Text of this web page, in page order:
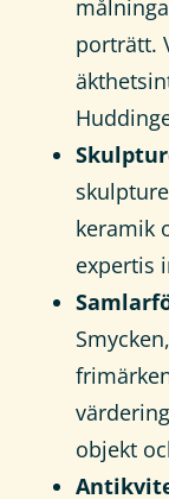
porträtt.
keramik
expertis
objekt